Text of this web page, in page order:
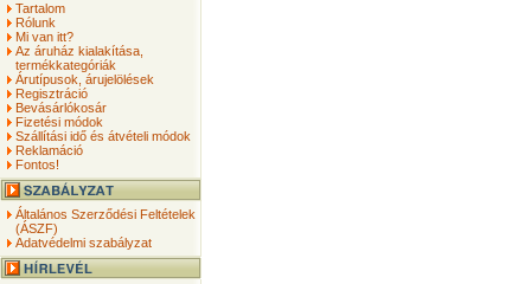
Tartalom
Rólunk
Mi van itt?
Az áruház kialakítása,
termékkategóriák
Árutípusok, árujelölések
Regisztráció
Bevásárlókosár
Fizetési módok
Szállítási idő és átvételi módok
Reklamáció
Fontos!
Általános Szerződési Feltételek
(ÁSZF)
Adatvédelmi szabályzat